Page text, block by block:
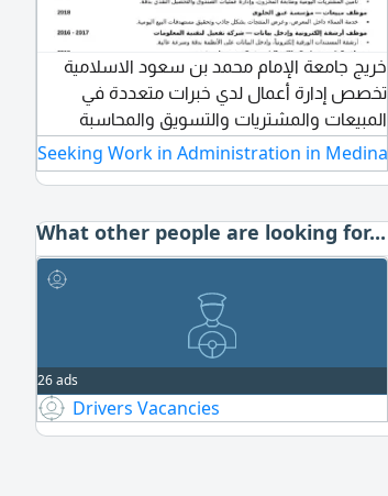
خريج جامعة الإمام محمد بن سعود الاسلامية
تخصص إدارة أعمال لدي خبرات متعددة في
المبيعات والمشتريات والتسويق والمحاسبة
والاشراف في عدة شركات وعدة مجالات ابحث
عن فرصة عمل براتب جيد
Seeking Work in Administration in Medina
What other people are looking for...
26 ads
Drivers Vacancies